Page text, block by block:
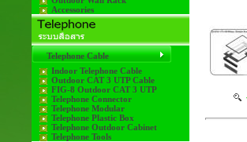
Accessories
Telephone Cable
Indoor Telephone Cable
Outdoor CAT 3 UTP Cable
FIG-8 Outdoor CAT 3 UTP
Telephone Connector
Telephone Modular
Telephone Plastic Box
Telephone Outdoor Cabinet
Telephone Tools